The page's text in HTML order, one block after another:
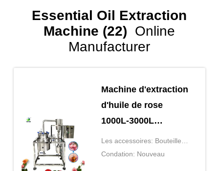
Essential Oil Extraction
Machine (22) Online
Manufacturer
Machine d'extraction
d'huile de rose
1000L-3000L
Machine d'extraction
d'huile essentielle
Les accessoires: Bouteille
de verre, condensateur,
Condation: Nouveau